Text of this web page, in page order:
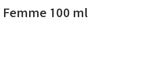
Femme 100 ml